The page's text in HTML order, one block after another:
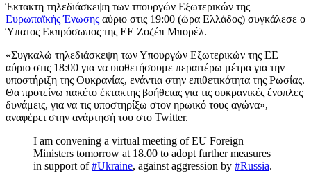
Έκτακτη τηλεδιάσκεψη των τπουργών Εξωτερικών της
Ευρωπαϊκής Ένωσης αύριο στις 19:00 (ώρα Ελλάδος) συγκάλεσε ο
Ύπατος Εκπρόσωπος της ΕΕ Ζοζέπ Μπορέλ.
«Συγκαλώ τηλεδιάσκεψη των Υπουργών Εξωτερικών της ΕΕ
αύριο στις 18:00 για να υιοθετήσουμε περαιτέρω μέτρα για την
υποστήριξη της Ουκρανίας, ενάντια στην επιθετικότητα της Ρωσίας.
Θα προτείνω πακέτο έκτακτης βοήθειας για τις ουκρανικές ένοπλες
δυνάμεις, για να τις υποστηρίξω στον ηρωικό τους αγώνα»,
αναφέρει στην ανάρτησή του στο Twitter.
I am convening a virtual meeting of EU Foreign
Ministers tomorrow at 18.00 to adopt further measures
in support of#Ukraine, against aggression by #Russia.